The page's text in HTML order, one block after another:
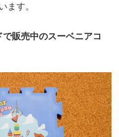
ます。
販売中のスーベニアコ